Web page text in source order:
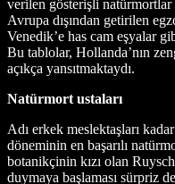
verilen gösterişli natürmortlar
Avrupa dışından getirilen
Venedik’e has cam eşyalar
Bu tablolar, Hollanda’nın
açıkça yansıtmaktaydı.
Natürmort ustaları
Adı erkek meslektaşları
döneminin en başarılı
botanikçinin kızı olan
duymaya başlaması sürpriz